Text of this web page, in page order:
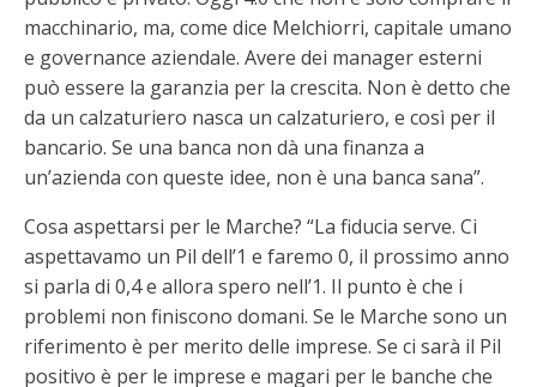
macchinario, ma, come dice Melchiorri, capitale umano
e governance aziendale. Avere dei manager esterni
può essere la garanzia per la crescita. Non è detto che
da un calzaturiero nasca un calzaturiero, e così per il
bancario. Se una banca non dà una finanza a
un’azienda con queste idee, non è una banca sana”.
Cosa aspettarsi per le Marche? “La fiducia serve. Ci
aspettavamo un Pil dell’1 e faremo 0, il prossimo anno
si parla di 0,4 e allora spero nell’1. Il punto è che i
problemi non finiscono domani. Se le Marche sono un
riferimento è per merito delle imprese. Se ci sarà il Pil
positivo è per le imprese e magari per le banche che